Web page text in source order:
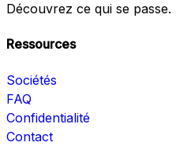
Découvrez ce qui se passe.
Ressources
Sociétés
FAQ
Confidentialité
Contact